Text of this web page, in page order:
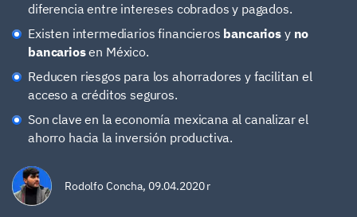
diferencia entre intereses cobrados y pagados.
Existen intermediarios financieros bancariosy no
bancariosen México.
Reducen riesgos para los ahorradores y facilitan el
acceso a créditos seguros.
Son clave en la economía mexicana al canalizar el
ahorro hacia la inversión productiva.
Rodolfo Concha, 09.04.2020 r